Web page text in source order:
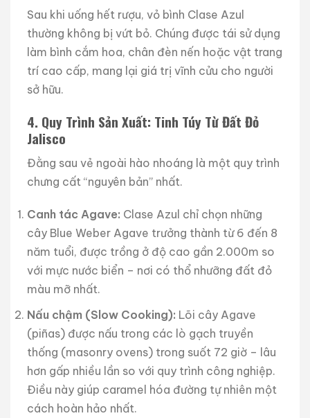
Sau khi uống hết rượu, vỏ bình Clase Azul
thường không bị vứt bỏ. Chúng được tái sử dụng
làm bình cắm hoa, chân đèn nến hoặc vật trang
trí cao cấp, mang lại giá trị vĩnh cửu cho người
sở hữu.
4. Quy Trình Sản Xuất: Tinh Túy Từ Đất Đỏ
Jalisco
Đằng sau vẻ ngoài hào nhoáng là một quy trình
chưng cất “nguyên bản” nhất.
Canh tác Agave: Clase Azul chỉ chọn những
cây Blue Weber Agave trưởng thành từ 6 đến 8
năm tuổi, được trồng ở độ cao gần 2.000m so
với mực nước biển – nơi có thổ nhưỡng đất đỏ
màu mỡ nhất.
Nấu chậm (Slow Cooking): Lõi cây Agave
(piñas) được nấu trong các lò gạch truyền
thống (masonry ovens) trong suốt 72 giờ – lâu
hơn gấp nhiều lần so với quy trình công nghiệp.
Điều này giúp caramel hóa đường tự nhiên một
cách hoàn hảo nhất.